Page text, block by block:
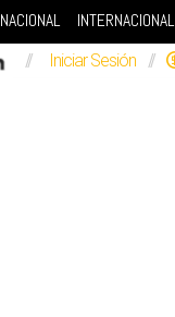
NACIONAL INTERNACIONAL
//
Iniciar Sesión
//